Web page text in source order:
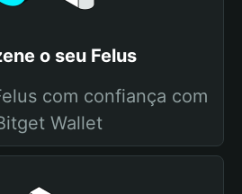
o seu Felus
com confiança com
Wallet